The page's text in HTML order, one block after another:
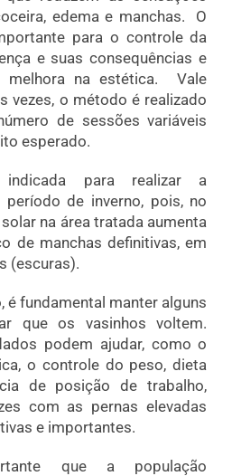
edema e manchas.
O
para o controle da
e suas consequências e
na estética.
Vale
vezes, o método é realizado
de sessões variáveis
esperado.
para realizar a
de inverno, pois, no
na área tratada aumenta
de manchas definitivas, em
(escuras).
é fundamental manter alguns
que os vasinhos voltem.
podem ajudar, como o
o controle do peso, dieta
de posição de trabalho,
com as pernas elevadas
e importantes.
que a população